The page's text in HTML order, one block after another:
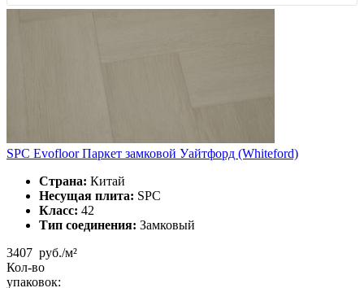
SPC Evofloor Паркет замковой Уайтфорд (Whiteford)
Страна: Китай
Несущая плита: SPC
Класс: 42
Тип соединения: Замковый
3407 руб./м²
Кол-во
упаковок: